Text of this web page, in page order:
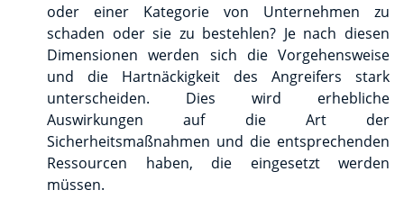
oder einer Kategorie von Unternehmen zu
schaden oder sie zu bestehlen? Je nach diesen
Dimensionen werden sich die Vorgehensweise
und die Hartnäckigkeit des Angreifers stark
unterscheiden. Dies wird erhebliche
Auswirkungen auf die Art der
Sicherheitsmaßnahmen und die entsprechenden
Ressourcen haben, die eingesetzt werden
müssen.